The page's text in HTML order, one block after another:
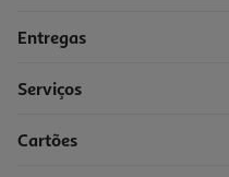
Entregas
Serviços
Cartões